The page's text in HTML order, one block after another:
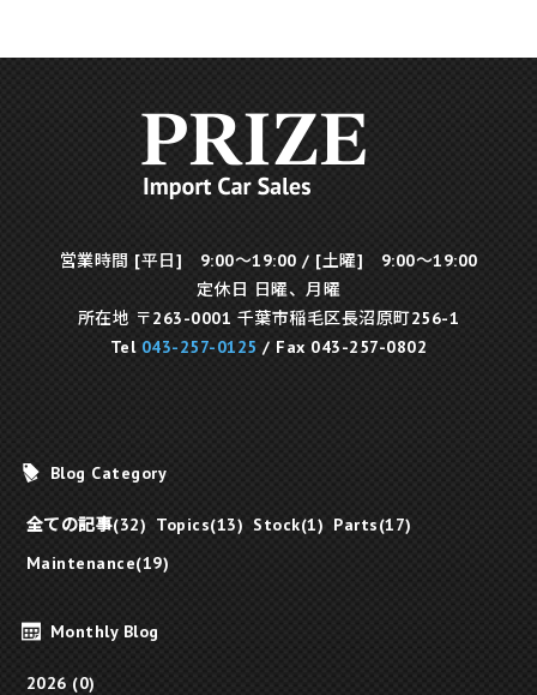
営業時間 [平日] 9:00～19:00 / [土曜] 9:00～19:00
定休日 日曜、月曜
所在地 〒263-0001 千葉市稲毛区長沼原町256-1
Tel 043-257-0125 / Fax 043-257-0802
Blog Category
全ての記事(32) Topics(13) Stock(1) Parts(17)
Maintenance(19)
Monthly Blog
2026 (0)